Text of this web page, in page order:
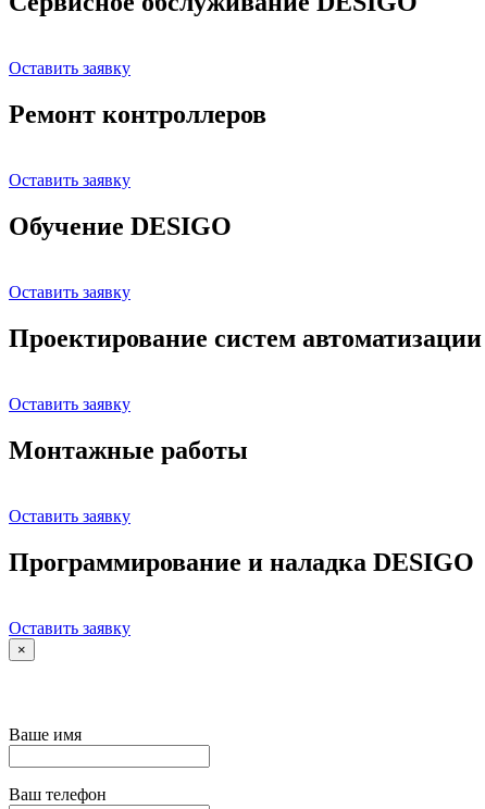
Оставить заявку
Ремонт контроллеров
Оставить заявку
Обучение DESIGO
Оставить заявку
Проектирование систем
Оставить заявку
Монтажные работы
Оставить заявку
Программирование и наладка DESIGO
Оставить заявку
×
Ваше имя
Ваш телефон